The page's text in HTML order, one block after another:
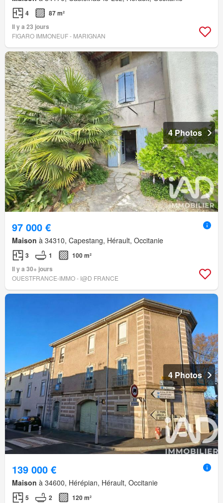
4
87 m²
Il y a 23 jours
FIGARO IMMONEUF - MARIGNAN
4 Photos
97 000 €
Maison à 34310, Capestang, Hérault, Occitanie
3 1
100 m²
Il y a 30+ jours
OUESTFRANCE-IMMO - I@D FRANCE
4 Photos
139 000 €
Maison à 34600, Hérépian, Hérault, Occitanie
5 2 120 m²